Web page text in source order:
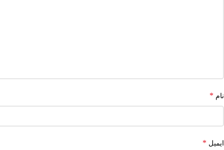
نام *
ایمیل *